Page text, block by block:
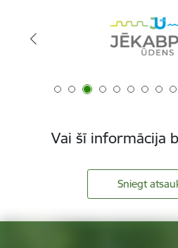
Vai šī informācija
Sniegt